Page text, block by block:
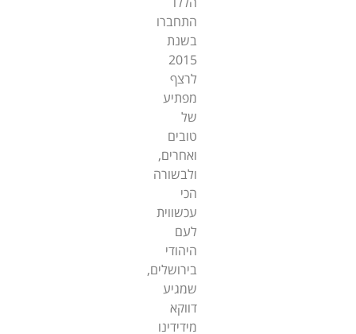
התחברו
בשנת
2015
לרצף
מפתיע
של
טובים
ואחרים,
ולבשורה
הכי
עכשווית
לעם
היהודי
בירושלים,
שמגיע
דווקא
מידידינו